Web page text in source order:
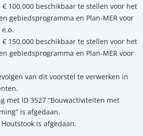
€ 100.000 beschikbaar te stellen voor het
gebiedsprogramma en Plan-MER voor
€ 150.000 beschikbaar te stellen voor het
gebiedsprogramma en Plan-MER voor
van dit voorstel te verwerken in
met ID 3527 “Bouwactiviteiten met
is afgedaan.
is afgedaan.